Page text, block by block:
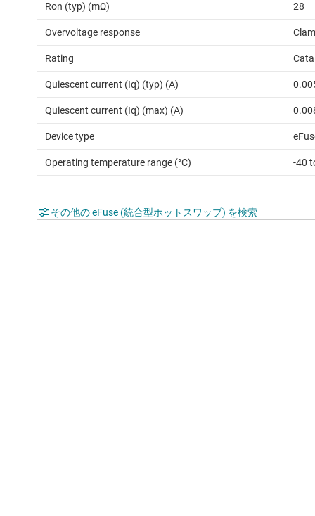
Ron (typ) (mΩ) 28
Overvoltage response
Rating
Quiescent current (Iq) (typ) (A)
Quiescent current (Iq) (max) (A)
Device type
Operating temperature range (°C) -40
その他の eFuse (統合型ホットスワップ) を検索